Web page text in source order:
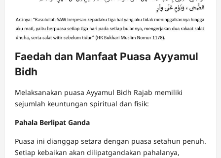
Faedah dan Manfaat Puasa Ayyamul
Bidh
Melaksanakan puasa Ayyamul Bidh Rajab memiliki
sejumlah keuntungan spiritual dan fisik:
Pahala Berlipat Ganda
Puasa ini dianggap setara dengan puasa setahun penuh.
Setiap kebaikan akan dilipatgandakan pahalanya,